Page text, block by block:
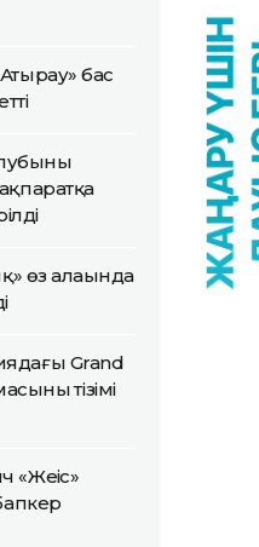
бас
өз алаңында
Grand
тізімі